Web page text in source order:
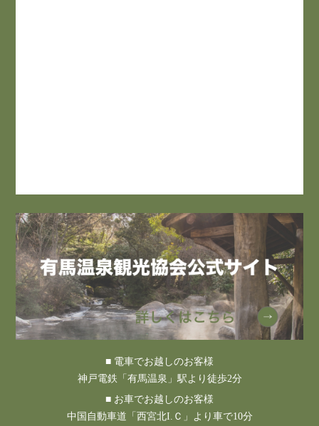
■ 電車でお越しのお客様
神戸電鉄「有馬温泉」駅より徒歩2分
■ お車でお越しのお客様
中国自動車道「西宮北I.Ｃ」より車で10分